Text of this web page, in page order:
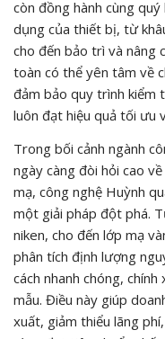
còn đồng hành cùng
dụng của thiết bị, từ
cho đến bảo trì và nâng
toàn có thể yên tâm về
đảm bảo quy trình kiểm
luôn đạt hiệu quả tối ưu
Trong bối cảnh ngành
ngày càng đòi hỏi cao
mạ, công nghệ Huỳnh
một giải pháp đột phá.
niken, cho đến lớp mạ
phân tích định lượng
cách nhanh chóng,
mẫu. Điều này giúp
xuất, giảm thiểu lãng